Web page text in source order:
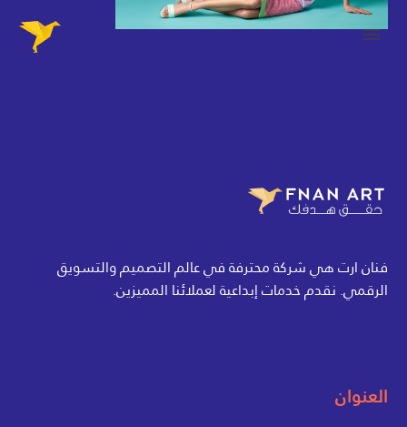
فنان ارت هي شركة محترفة في عالم التصميم والتسويق
الرقمي. نقدم خدمات إبداعية لعملائنا المميزين.
العنوان